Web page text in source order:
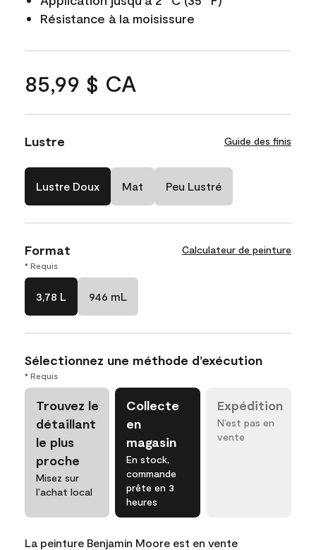
Résistance à la moisissure
85,99 $ CA
Lustre Guide des finis
Lustre Doux Mat Peu Lustré
Format Calculateur de peinture
* Requis
3,78 L 946 mL
Sélectionnez une méthode d’exécution
* Requis
Trouvez le
détaillant
le plus
proche
Misez sur
l’achat local
Collecte
en
magasin
En stock,
commande
prête en 3
heures
Expédition
N’est pas en
vente
La peinture Benjamin Moore est en vente